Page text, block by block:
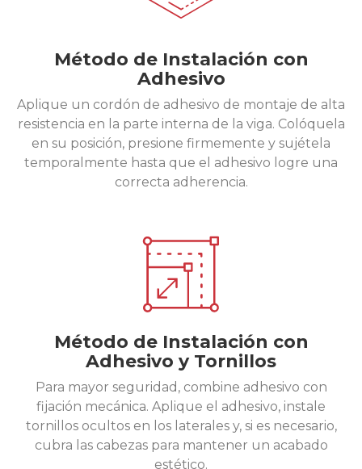
Método de Instalación con
Adhesivo
Aplique un cordón de adhesivo de montaje de alta
resistencia en la parte interna de la viga. Colóquela
en su posición, presione firmemente y sujétela
temporalmente hasta que el adhesivo logre una
correcta adherencia.
Método de Instalación con
Adhesivo y Tornillos
Para mayor seguridad, combine adhesivo con
fijación mecánica. Aplique el adhesivo, instale
tornillos ocultos en los laterales y, si es necesario,
cubra las cabezas para mantener un acabado
estético.